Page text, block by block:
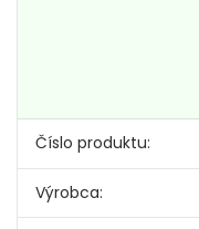
Číslo produktu:
Výrobca: